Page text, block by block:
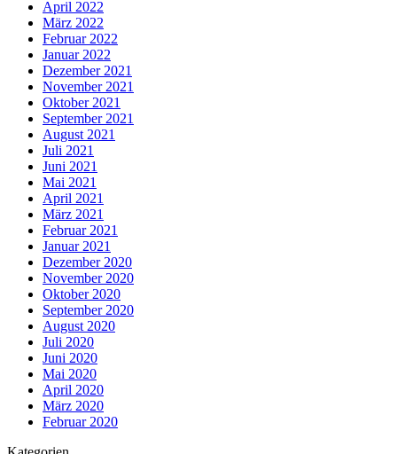
April 2022
März 2022
Februar 2022
Januar 2022
Dezember 2021
November 2021
Oktober 2021
September 2021
August 2021
Juli 2021
Juni 2021
Mai 2021
April 2021
März 2021
Februar 2021
Januar 2021
Dezember 2020
November 2020
Oktober 2020
September 2020
August 2020
Juli 2020
Juni 2020
Mai 2020
April 2020
März 2020
Februar 2020